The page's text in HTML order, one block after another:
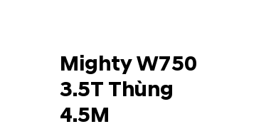
Mighty W750
3.5T Thùng
4.5M